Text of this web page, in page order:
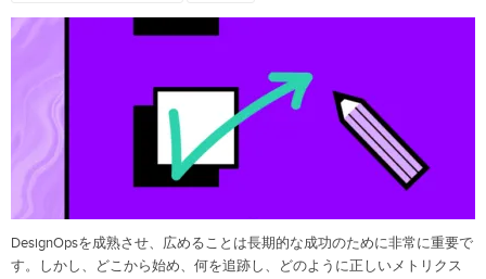
DesignOpsを成熟させ、広めることは長期的な成功のために非常に重要で
す。しかし、どこから始め、何を追跡し、どのように正しいメトリクス